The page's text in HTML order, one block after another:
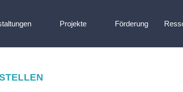
Projekte Förderung